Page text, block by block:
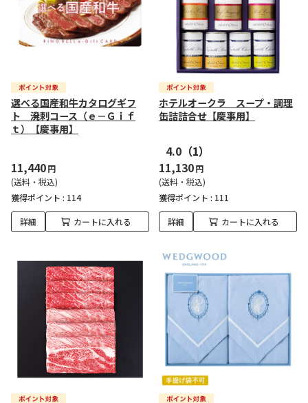
選べる国産和牛カタログギフ
ト 溌剌コース（ｅ－Ｇｉｆ
ｔ）【慶事用】
11,440円
(送料・税込)
獲得ポイント : 114
詳細 カートに入れる
ホテルオークラ スープ・調理
缶詰詰合せ【慶事用】
4.0 （1）
11,130円
(送料・税込)
獲得ポイント : 111
詳細 カートに入れる